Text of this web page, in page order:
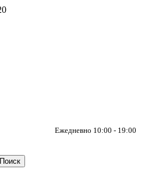
Ежедневно 10:00 - 19:00
Поиск